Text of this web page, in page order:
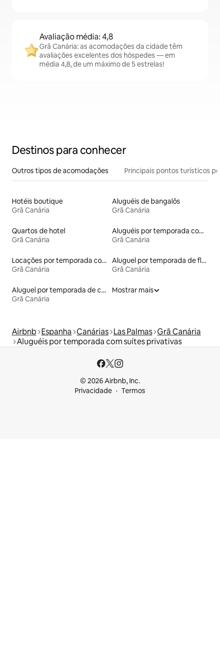
Avaliação média: 4,8
Grã Canária: as acomodações da cidade têm
avaliações excelentes dos hóspedes — em
média 4,8, de um máximo de 5 estrelas!
Destinos para conhecer
Outros tipos de acomodações Principais pontos turísticos
Hotéis boutique
Grã Canária
Aluguéis de bangalôs
Grã Canária
Quartos de hotel
Grã Canária
Aluguéis por temporada com acesso à praia
Grã Canária
Locações por temporada com piscina
Grã Canária
Aluguel por temporada de flats
Grã Canária
Aluguel por temporada de casas de veraneio
Grã Canária
Mostrar mais
Airbnb Espanha Canárias Las Palmas Grã Canária
Aluguéis por temporada com suítes privativas
© 2026 Airbnb, Inc.
Privacidade
Termos